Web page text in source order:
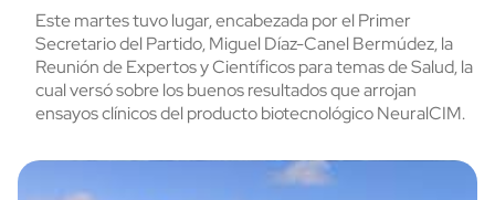
Este martes tuvo lugar, encabezada por el Primer
Secretario del Partido, Miguel Díaz-Canel Bermúdez, la
Reunión de Expertos y Científicos para temas de Salud, la
cual versó sobre los buenos resultados que arrojan
ensayos clínicos del producto biotecnológico NeuralCIM.